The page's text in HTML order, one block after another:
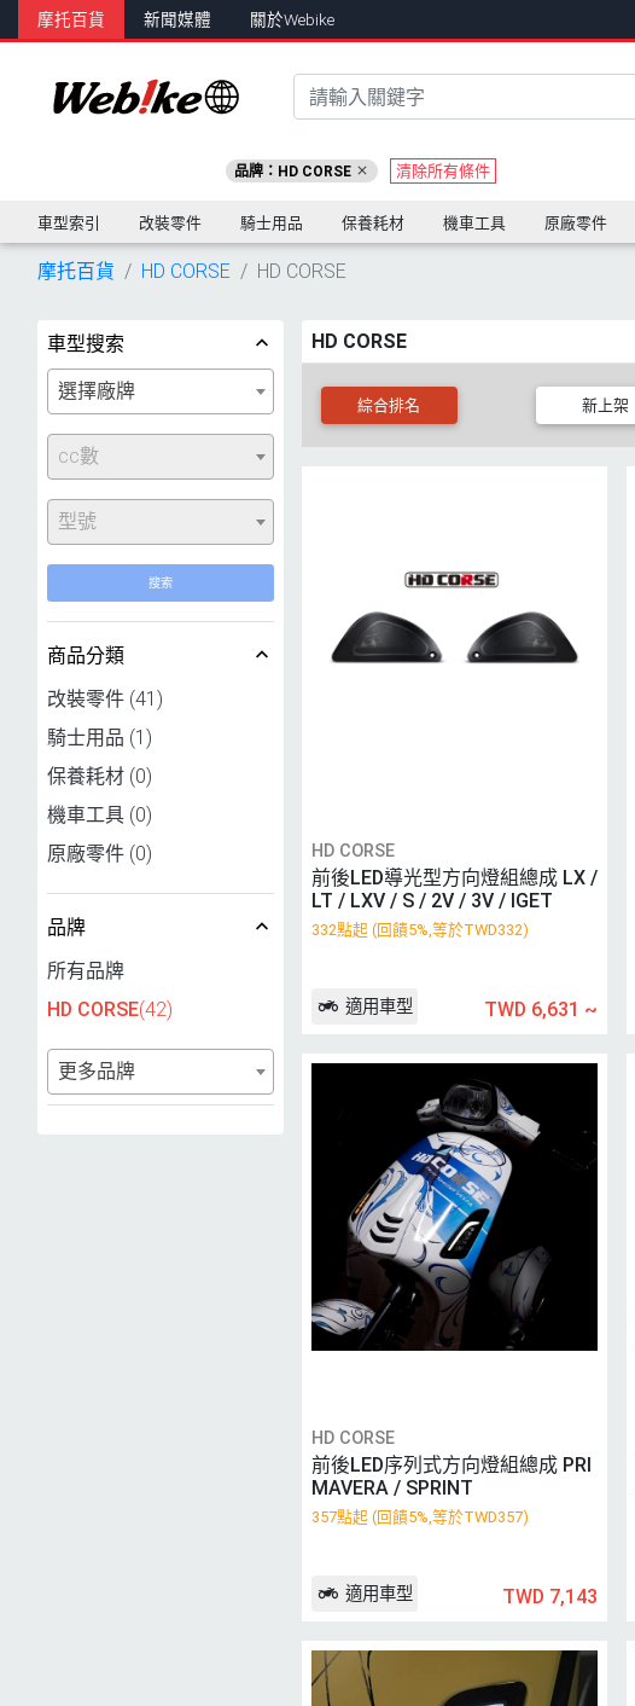
摩托百貨 新聞媒體 關於Webike
品牌：HD CORSE 清除所有條件
車型索引 改裝零件 騎士用品 保養耗材 機車工具 原廠零件
摩托百貨 HD CORSE HD CORSE
車型搜索
選擇廠牌
cc數
型號
搜索
商品分類
改裝零件 (41)
騎士用品 (1)
保養耗材 (0)
機車工具 (0)
原廠零件 (0)
品牌
所有品牌
HD CORSE(42)
更多品牌
HD CORSE
綜合排名 新上架
HD CORSE
前後LED導光型方向燈組總成 LX /
LT / LXV / S / 2V / 3V / IGET
332點起 (回饋5%,等於TWD332)
適用車型 TWD 6,631 ~
HD CORSE
前後LED序列式方向燈組總成 PRI
MAVERA / SPRINT
357點起 (回饋5%,等於TWD357)
適用車型 TWD 7,143